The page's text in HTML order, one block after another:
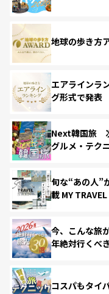
地球の歩き方
エアラインラ
グ形式で発表
Next韓国旅
グルメ・テク
旬な“あの人”
載 MY
今、こんな旅
年絶対行くべ
コスパもタイ